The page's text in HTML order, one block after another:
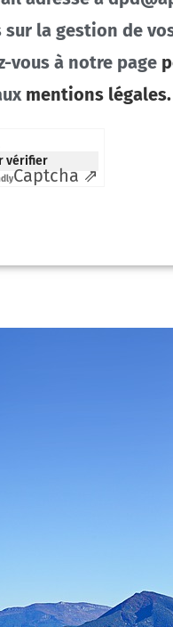
sur la gestion de
vous à notre page
mentions légales.
vérifier
Captcha ⇗